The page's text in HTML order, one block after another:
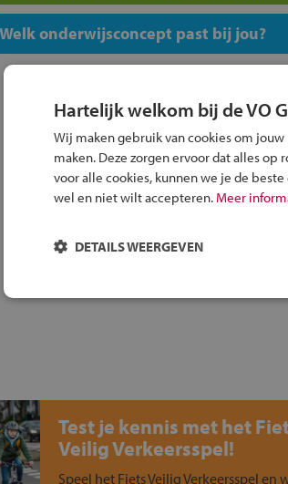
Welk onderwijsconcept past bij jou?
Test je kennis met het
Veilig Verkeersspel!
Speel het Fiets Veilig Verkeersspel en
Hartelijk welkom bij de VO
Wij maken gebruik van cookies om
maken. Deze zorgen ervoor dat alles
voor alle cookies, kunnen we je de
wel en niet wilt accepteren. Meer
DETAILS WEERGEVEN